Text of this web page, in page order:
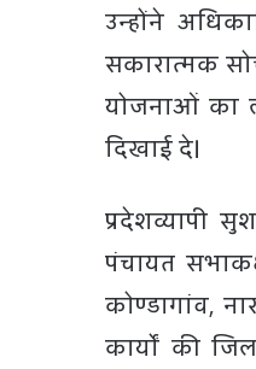
उन्होंने
सकारात्मक
योजनाओं का
दिखाई दे।
प्रदेशव्यापी
पंचायत
कोण्डागांव,
कार्यों की